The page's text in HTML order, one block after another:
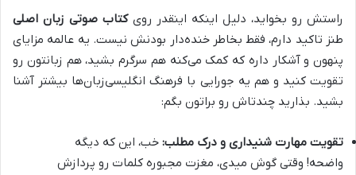
راستش رو بخواید، دلیل اینکه اینقدر رویکتاب صوتی زبان اصلی
طنز تاکید دارم، فقط بخاطر خنده‌دار بودنش نیست. یه عالمه مزایای
پنهون و آشکار داره که کمک می‌کنه هم سرگرم بشید، هم زبانتون رو
تقویت کنید و هم یه جورایی با فرهنگ انگلیسی‌زبان‌ها بیشتر آشنا
بشید. بذارید چندتاش رو براتون بگم:
تقویت مهارت شنیداری و درک مطلب: خب، این که دیگه
واضحه! وقتی گوش میدی، مغزت مجبوره کلمات رو پردازش